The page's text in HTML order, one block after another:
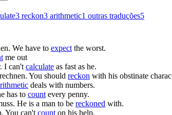
3 reckon3 arithmetic1 outras traduções5
. We have to expect the worst.
me out
I can't calculate as fast as he.
rechnen. You should reckon with his obstinate
deals with numbers.
has to count every penny.
He is a man to be reckoned with.
. You can't count on his help.